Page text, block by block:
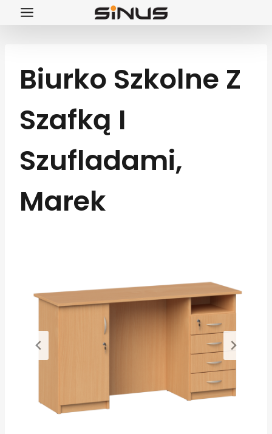
Przejdź
Biurko Szkolne Z
Szafką I
Szufladami,
Marek